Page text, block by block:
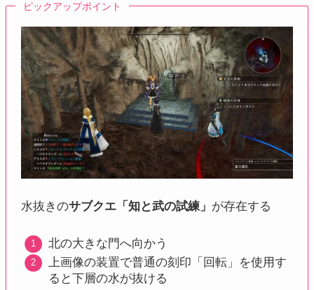
ピックアップポイント
水抜きのサブクエ「知と武の試練」 が存在する
北の大きな門へ向かう
上画像の装置で普通の刻印「回転」を使用す
ると下層の水が抜ける